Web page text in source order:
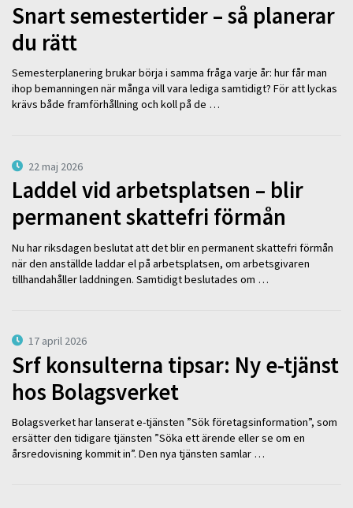
Snart semestertider – så planerar
du rätt
Semesterplanering brukar börja i samma fråga varje år: hur får man
ihop bemanningen när många vill vara lediga samtidigt? För att lyckas
krävs både framförhållning och koll på de …
22 maj 2026
Laddel vid arbetsplatsen – blir
permanent skattefri förmån
Nu har riksdagen beslutat att det blir en permanent skattefri förmån
när den anställde laddar el på arbetsplatsen, om arbetsgivaren
tillhandahåller laddningen. Samtidigt beslutades om …
17 april 2026
Srf konsulterna tipsar: Ny e-tjänst
hos Bolagsverket
Bolagsverket har lanserat e-tjänsten ”Sök företagsinformation”, som
ersätter den tidigare tjänsten ”Söka ett ärende eller se om en
årsredovisning kommit in”. Den nya tjänsten samlar …